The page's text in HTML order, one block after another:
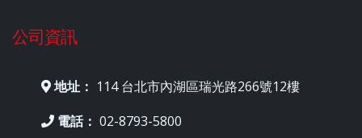
公司資訊
地址： 114 台北市內湖區瑞光路266號12樓
電話： 02-8793-5800